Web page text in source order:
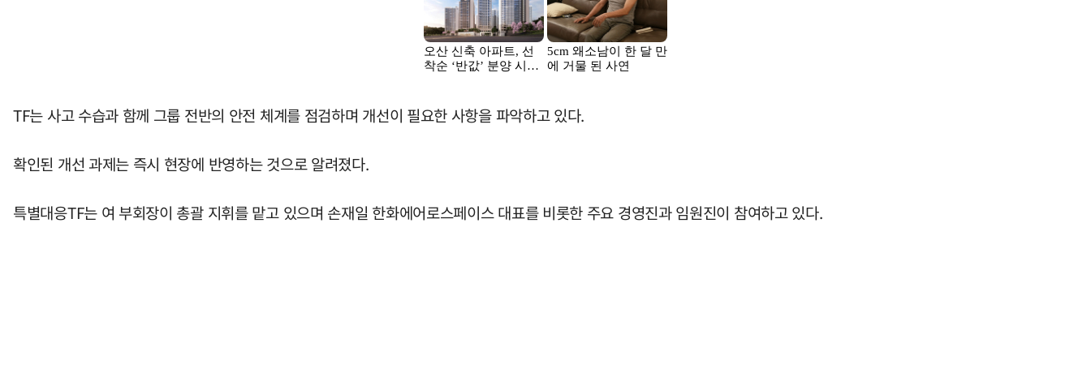
TF는 사고 수습과 함께 그룹 전반의 안전 체계를 점검하며 개선이 필요한 사항을 파악하고 있다.
확인된 개선 과제는 즉시 현장에 반영하는 것으로 알려졌다.
특별대응TF는 여 부회장이 총괄 지휘를 맡고 있으며 손재일 한화에어로스페이스 대표를 비롯한 주요 경영진과 임원진이 참여하고 있다.